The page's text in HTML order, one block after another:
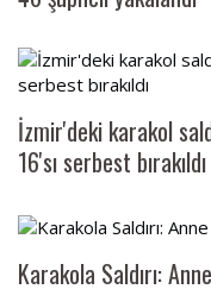
İzmir'deki karakol
16'sı serbest bırakıldı
Karakola Saldırı: